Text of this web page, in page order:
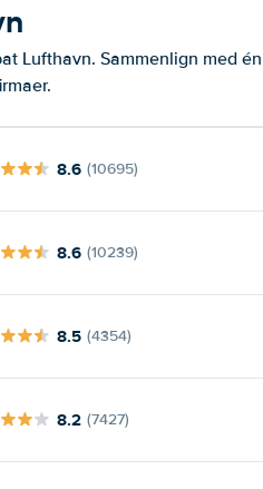
Lufthavn. Sammenlign med én
8.6 (10695)
8.6 (10239)
8.5 (4354)
8.2 (7427)